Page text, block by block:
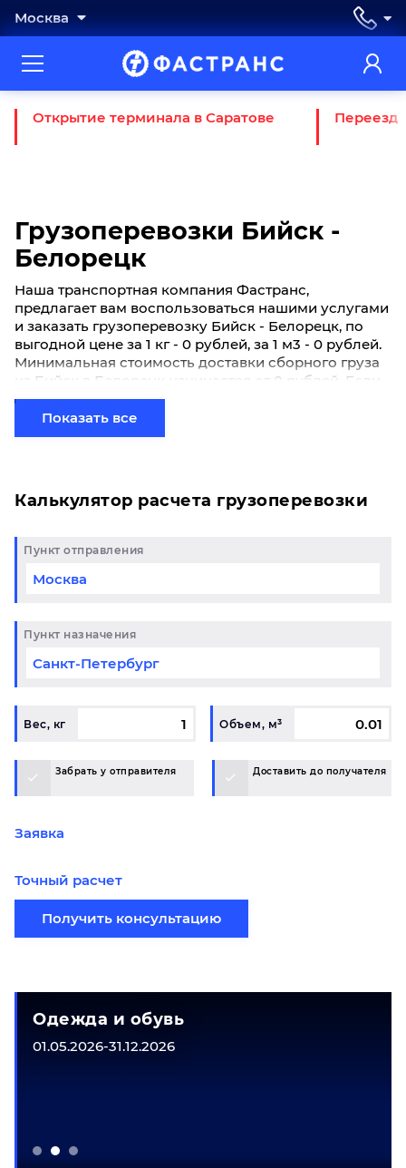
Москва
Открытие терминала в Саратове Переезд
Грузоперевозки Бийск -
Белорецк
Наша транспортная компания Фастранс,
предлагает вам воспользоваться нашими услугами
и заказать грузоперевозку Бийск - Белорецк, по
выгодной цене за 1 кг - 0 рублей, за 1 м3 - 0 рублей.
Минимальная стоимость доставки сборного груза
из Бийск в Белорецк начинается от 0 рублей. Если
вы хотите отправить свой груз сборной партией по
готовому маршруту в Белорецк и у вас возникли
вопросы, свяжитесь с нашим специалистом на
Показать все
Калькулятор расчета грузоперевозки
Пункт отправления
Пункт назначения
Вес, кг Объем, м³
Забрать у отправителя Доставить до получателя
Заявка
Точный расчет
Получить консультацию
Одежда и обувь
01.05.2026-31.12.2026